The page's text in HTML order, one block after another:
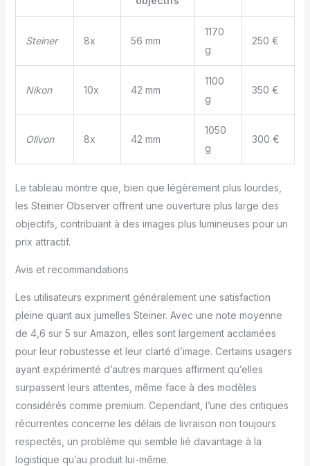
Steiner 8x 56 mm
1170
g
250 €
Nikon 10x 42 mm
1100
g
350 €
Olivon 8x 42 mm
1050
g
300 €
Le tableau montre que, bien que légèrement plus lourdes,
les Steiner Observer offrent une ouverture plus large des
objectifs, contribuant à des images plus lumineuses pour un
prix attractif.
Avis et recommandations
Les utilisateurs expriment généralement une satisfaction
pleine quant aux jumelles Steiner. Avec une note moyenne
de 4,6 sur 5 sur Amazon, elles sont largement acclamées
pour leur robustesse et leur clarté d’image. Certains usagers
ayant expérimenté d’autres marques affirment qu’elles
surpassent leurs attentes, même face à des modèles
considérés comme premium. Cependant, l’une des critiques
récurrentes concerne les délais de livraison non toujours
respectés, un problème qui semble lié davantage à la
logistique qu’au produit lui-même.